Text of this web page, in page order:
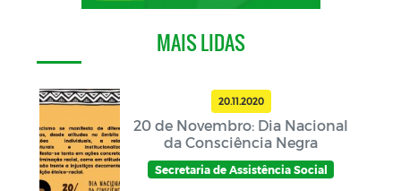
MAIS LIDAS
20.11.2020
20 de Novembro: Dia Nacional
da Consciência Negra
Secretaria de Assistência Social